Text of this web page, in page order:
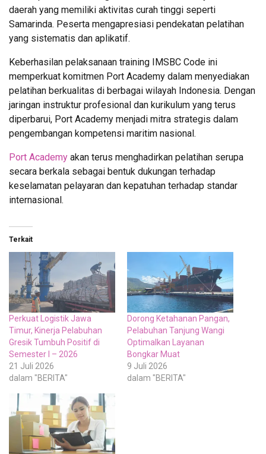
daerah yang memiliki aktivitas curah tinggi seperti
Samarinda. Peserta mengapresiasi pendekatan pelatihan
yang sistematis dan aplikatif.
Keberhasilan pelaksanaan training IMSBC Code ini
memperkuat komitmen Port Academy dalam menyediakan
pelatihan berkualitas di berbagai wilayah Indonesia. Dengan
jaringan instruktur profesional dan kurikulum yang terus
diperbarui, Port Academy menjadi mitra strategis dalam
pengembangan kompetensi maritim nasional.
Port Academy akan terus menghadirkan pelatihan serupa
secara berkala sebagai bentuk dukungan terhadap
keselamatan pelayaran dan kepatuhan terhadap standar
internasional.
Terkait
Perkuat Logistik Jawa
Timur, Kinerja Pelabuhan
Gresik Tumbuh Positif di
Semester I – 2026
21 Juli 2026
dalam "BERITA"
Dorong Ketahanan Pangan,
Pelabuhan Tanjung Wangi
Optimalkan Layanan
Bongkar Muat
9 Juli 2026
dalam "BERITA"